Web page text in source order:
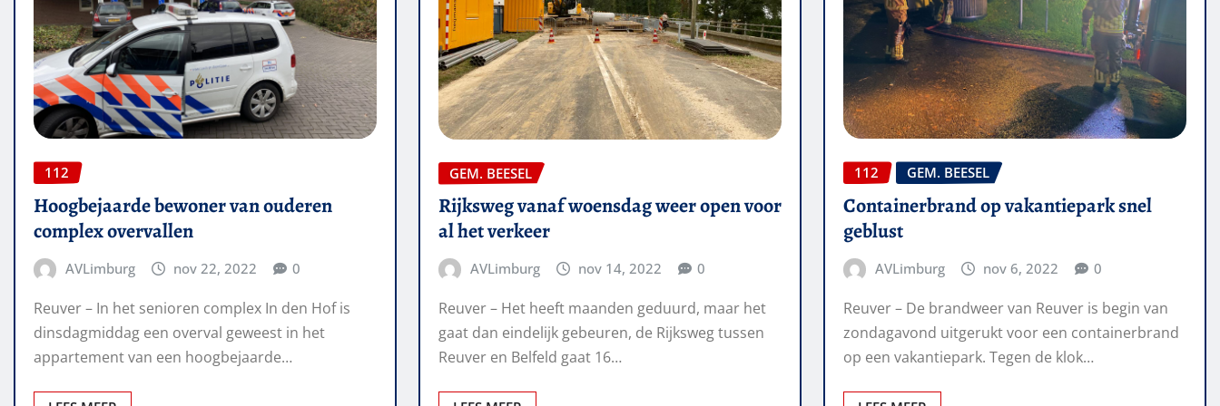
112
Hoogbejaarde bewoner van ouderen
complex overvallen
AVLimburg nov 22, 2022 0
Reuver – In het senioren complex In den Hof is
dinsdagmiddag een overval geweest in het
appartement van een hoogbejaarde…
GEM. BEESEL
Rijksweg vanaf woensdag weer open voor
al het verkeer
AVLimburg nov 14, 2022 0
Reuver – Het heeft maanden geduurd, maar het
gaat dan eindelijk gebeuren, de Rijksweg tussen
Reuver en Belfeld gaat 16…
112 GEM. BEESEL
Containerbrand op vakantiepark snel
geblust
AVLimburg nov 6, 2022 0
Reuver – De brandweer van Reuver is begin van
zondagavond uitgerukt voor een containerbrand
op een vakantiepark. Tegen de klok…